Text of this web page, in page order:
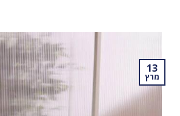
13
מרץ